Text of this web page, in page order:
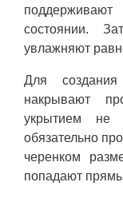
состоянии.
увлажняют
Для
накрывают
укрытием не
обязательно
черенком
попадают